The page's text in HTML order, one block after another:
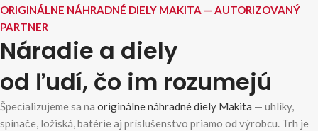
ORIGINÁLNE NÁHRADNÉ DIELY MAKITA — AUTORIZOVANÝ
PARTNER
Náradie a diely
od ľudí, čo im rozumejú
Špecializujeme sa na originálne náhradné diely Makita — uhlíky,
spínače, ložiská, batérie aj príslušenstvo priamo od výrobcu. Trh je